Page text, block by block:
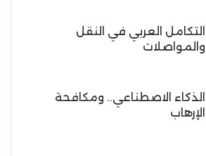
التكامل العربي في النقل
والمواصلات
الذكاء الاصطناعي.. ومكافحة
الإرهاب